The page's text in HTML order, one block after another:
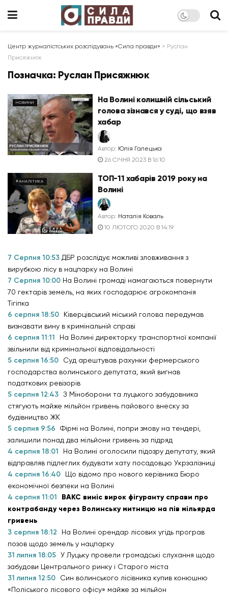
Центр журналістських розслідувань «Сила правди» > Руслан
Присяжнюк
Позначка: Руслан Присяжнюк
НОВИНИ
На Волині колишній сільський
голова зізнався у суді, що взяв
хабар
Автор: Юлія Галецька
26 СІЧНЯ 2023 В 16:10
#АНАЛІТИКА
ТОП-11 хабарів 2019 року на
Волині
Автор: Наталія Коваль
10 ЛЮТОГО 2020 В 14:19
7 Серпня 10:53 ДБР розслідує можливі зловживання з
вирубкою лісу в нацпарку на Волині
7 Серпня 10:00 На Волині громаді намагаються повернути
70 гектарів земель, на яких господарює агрокомпанія
Тігіпка
6 серпня 18:50
Ківерцівський міський голова передумав
визнавати вину в кримінальній справі
6 серпня 11:11
На Волині директорку транспортної компанії
звільнили від кримінальної відповідальності
5 серпня 16:50
Суд арештував рахунки фермерського
господарства волинського депутата, який вигнав
податкових ревізорів
5 серпня 12:43 З Міноборони та луцького забудовника
стягують майже мільйон гривень пайового внеску за
будівництво ЖК
5 серпня 9:56
Фірмі на Волині, попри змову на тендері,
залишили понад два мільйони гривень за підряд
4 серпня 18:01
На Волині оголосили підозру депутату, який
відправляв підлеглих будувати хату посадовцю Укрзалізниці
4 серпня 16:40
Що відомо про нового керівника Бюро
економічної безпеки на Волині
4 серпня 11:01
ВАКС виніс вирок фігуранту справи про
контрабанду через Волинську митницю на пів мільярда
гривень
3 серпня 18:12
На Волині орендар лісових угідь програв
позов щодо земель у нацпарку
31 липня 18:05 У Луцьку провели громадські слухання щодо
забудови Центрального ринку і Старого міста
31 липня 12:50
Син волинського лісівника купив конюшню
«Поліського лісового офісу» майже за мільйон